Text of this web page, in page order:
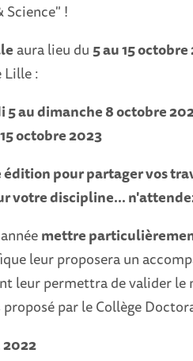
Science" !
aura lieu du5 au 15
Lille :
5 au dimanche 8 octobre
octobre 2023
pour partager vos
votre discipline…
mettre
leur proposera un
leur permettra de valider le
par le Collège